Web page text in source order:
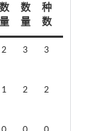
数
量
数
量
种
数
2 3 3
1 2 2